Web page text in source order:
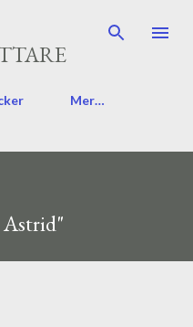
Mer…
Astrid"